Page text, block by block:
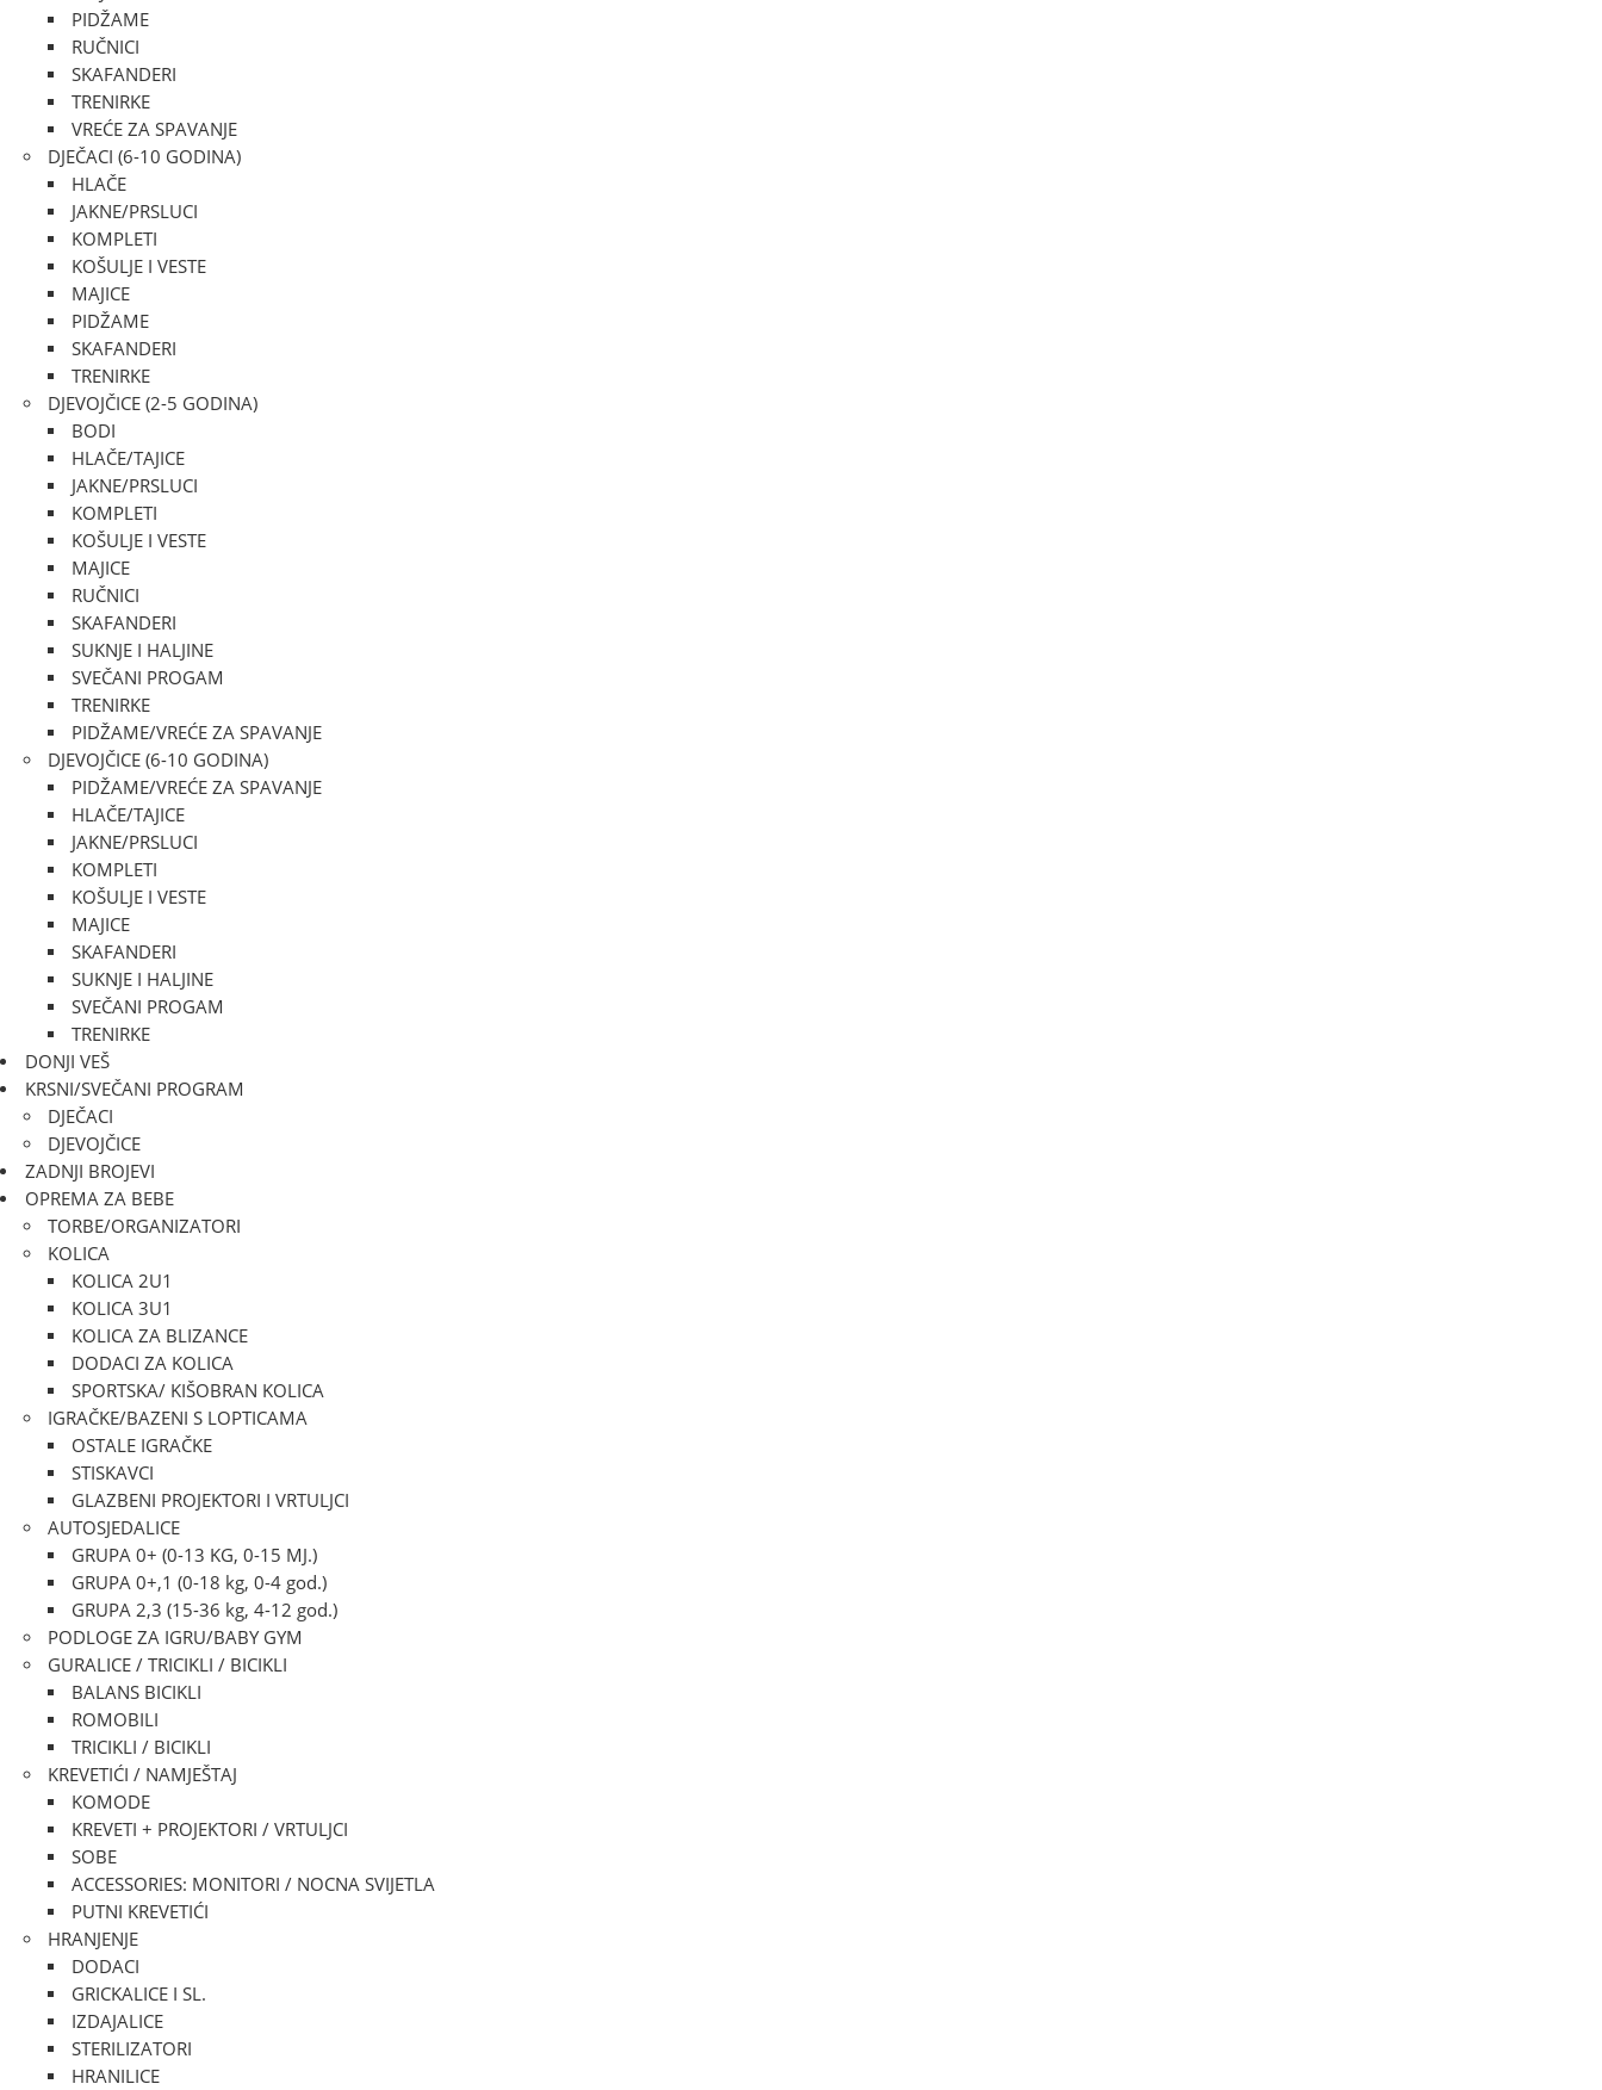
PIDŽAME
RUČNICI
SKAFANDERI
TRENIRKE
VREĆE ZA SPAVANJE
DJEČACI (6-10 GODINA)
HLAČE
JAKNE/PRSLUCI
KOMPLETI
KOŠULJE I VESTE
MAJICE
PIDŽAME
SKAFANDERI
TRENIRKE
DJEVOJČICE (2-5 GODINA)
BODI
HLAČE/TAJICE
JAKNE/PRSLUCI
KOMPLETI
KOŠULJE I VESTE
MAJICE
RUČNICI
SKAFANDERI
SUKNJE I HALJINE
SVEČANI PROGAM
TRENIRKE
PIDŽAME/VREĆE ZA SPAVANJE
DJEVOJČICE (6-10 GODINA)
PIDŽAME/VREĆE ZA SPAVANJE
HLAČE/TAJICE
JAKNE/PRSLUCI
KOMPLETI
KOŠULJE I VESTE
MAJICE
SKAFANDERI
SUKNJE I HALJINE
SVEČANI PROGAM
TRENIRKE
DONJI VEŠ
KRSNI/SVEČANI PROGRAM
DJEČACI
DJEVOJČICE
ZADNJI BROJEVI
OPREMA ZA BEBE
TORBE/ORGANIZATORI
KOLICA
KOLICA 2U1
KOLICA 3U1
KOLICA ZA BLIZANCE
DODACI ZA KOLICA
SPORTSKA/ KIŠOBRAN KOLICA
IGRAČKE/BAZENI S LOPTICAMA
OSTALE IGRAČKE
STISKAVCI
GLAZBENI PROJEKTORI I VRTULJCI
AUTOSJEDALICE
GRUPA 0+ (0-13 KG, 0-15 MJ.)
GRUPA 0+,1 (0-18 kg, 0-4 god.)
GRUPA 2,3 (15-36 kg, 4-12 god.)
PODLOGE ZA IGRU/BABY GYM
GURALICE / TRICIKLI / BICIKLI
BALANS BICIKLI
ROMOBILI
TRICIKLI / BICIKLI
KREVETIĆI / NAMJEŠTAJ
KOMODE
KREVETI + PROJEKTORI / VRTULJCI
SOBE
ACCESSORIES: MONITORI / NOCNA SVIJETLA
PUTNI KREVETIĆI
HRANJENJE
DODACI
GRICKALICE I SL.
IZDAJALICE
STERILIZATORI
HRANILICE